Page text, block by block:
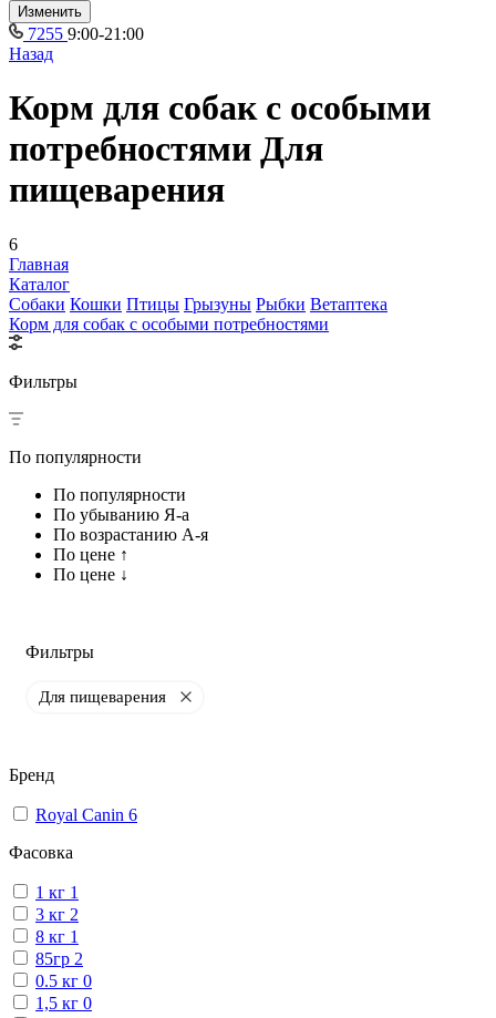
Изменить
7255 9:00-21:00
Назад
Корм для собак с особыми
потребностями Для
пищеварения
6
Главная
Каталог
Собаки Кошки Птицы Грызуны Рыбки Ветаптека
Корм для собак с особыми потребностями
Фильтры
По популярности
По популярности
По убыванию Я-а
По возрастанию А-я
По цене ↑
По цене ↓
Фильтры
Для пищеварения
Бренд
Royal Canin 6
Фасовка
1 кг 1
3 кг 2
8 кг 1
85гр 2
0.5 кг 0
1,5 кг 0